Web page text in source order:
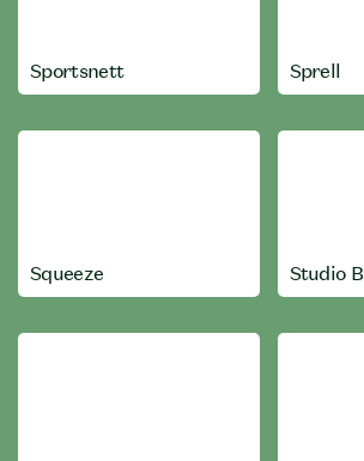
Sportsnett Sprell
Squeeze Studio